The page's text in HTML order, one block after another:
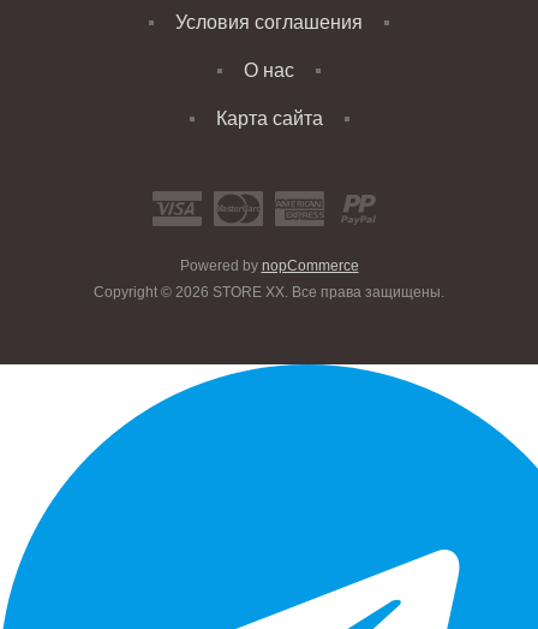
Условия соглашения
О нас
Карта сайта
Powered by nopCommerce
Copyright © 2026 STORE XX. Все права защищены.